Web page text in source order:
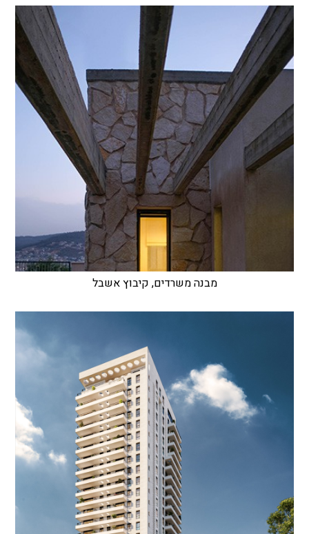
מבנה משרדים, קיבוץ אשבל